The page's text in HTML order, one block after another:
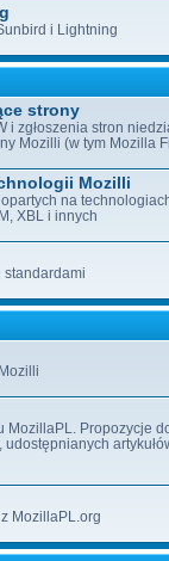
i Lightning
strony
i zgłoszenia stron
Mozilli (w tym Mozilla
Mozilli
na
XBL i innych
standardami
MozillaPL. Propozycje
MozillaPL.org